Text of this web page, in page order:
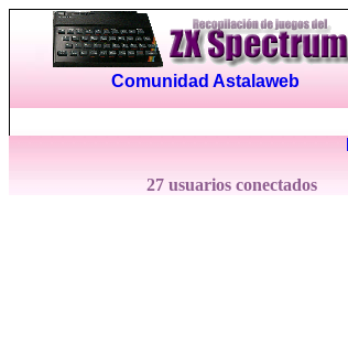
Comunidad Astalaweb
27 usuarios conectados